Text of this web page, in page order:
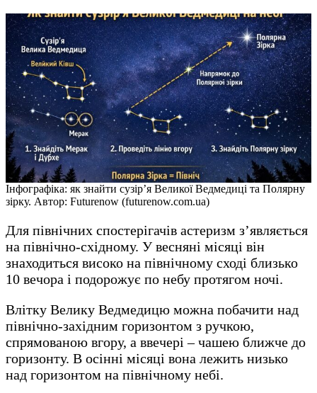
Інфографіка: як знайти сузір’я Великої Ведмедиці та Полярну
зірку. Автор: Futurenow (futurenow.com.ua)
Для північних спостерігачів астеризм з’являється
на північно-східному. У весняні місяці він
знаходиться високо на північному сході близько
10 вечора і подорожує по небу протягом ночі.
Влітку Велику Ведмедицю можна побачити над
північно-західним горизонтом з ручкою,
спрямованою вгору, а ввечері – чашею ближче до
горизонту. В осінні місяці вона лежить низько
над горизонтом на північному небі.